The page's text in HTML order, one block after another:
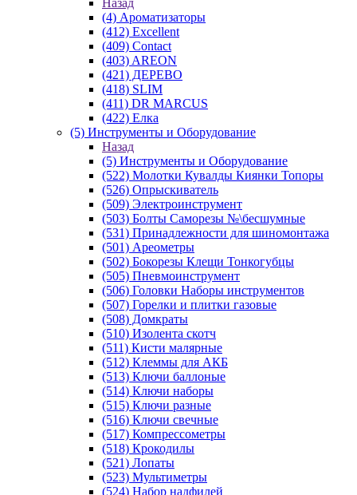
Назад
(4) Ароматизаторы
(412) Excellent
(409) Contact
(403) AREON
(421) ДЕРЕВО
(418) SLIM
(411) DR MARCUS
(422) Елка
(5) Инструменты и Оборудование
Назад
(5) Инструменты и Оборудование
(522) Молотки Кувалды Киянки Топоры
(526) Опрыскиватель
(509) Электроинструмент
(503) Болты Саморезы №\бесшумные
(531) Принадлежности для шиномонтажа
(501) Ареометры
(502) Бокорезы Клещи Тонкогубцы
(505) Пневмоинструмент
(506) Головки Наборы инструментов
(507) Горелки и плитки газовые
(508) Домкраты
(510) Изолента скотч
(511) Кисти малярные
(512) Клеммы для АКБ
(513) Ключи баллоные
(514) Ключи наборы
(515) Ключи разные
(516) Ключи свечные
(517) Компрессометры
(518) Крокодилы
(521) Лопаты
(523) Мультиметры
(524) Набор надфилей